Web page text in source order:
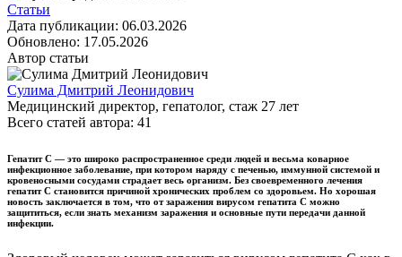
Статьи
Дата публикации: 06.03.2026
Обновлено: 17.05.2026
Автор статьи
Сулима Дмитрий Леонидович
Медицинский директор, гепатолог, стаж 27 лет
Всего статей автора: 41
Гепатит C — это широко распространенное среди людей и весьма коварное
инфекционное заболевание, при котором наряду с печенью, иммунной системой и
кровеносными сосудами страдает весь организм. Без своевременного лечения
гепатит С становится причиной хронических проблем со здоровьем. Но хорошая
новость заключается в том, что от заражения вирусом гепатита С можно
защититься, если знать механизм заражения и основные пути передачи данной
инфекции.